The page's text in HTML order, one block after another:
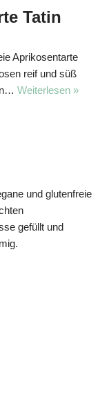
Tatin
Aprikosentarte
reif und süß
Weiterlesen »
und glutenfreie
gefüllt und